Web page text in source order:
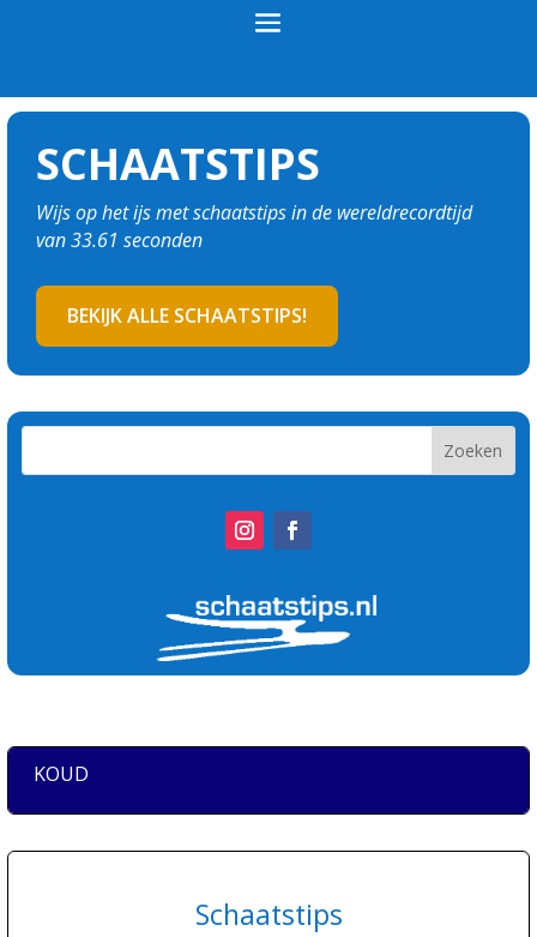
SCHAATSTIPS
Wijs op het ijs met schaatstips in de wereldrecordtijd
van 33.61 seconden
BEKIJK ALLE SCHAATSTIPS!
KOUD
Schaatstips